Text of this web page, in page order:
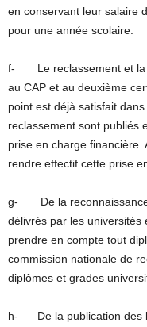
en conservant leur salaire
pour une année scolaire.
f- Le reclassement et la
au CAP et au deuxième
point est déjà satisfait
reclassement sont publiés
prise en charge financière.
rendre effectif cette prise
g- De la reconnaissance
délivrés par les universités
prendre en compte tout
commission nationale de
diplômes et grades
h- De la publication des